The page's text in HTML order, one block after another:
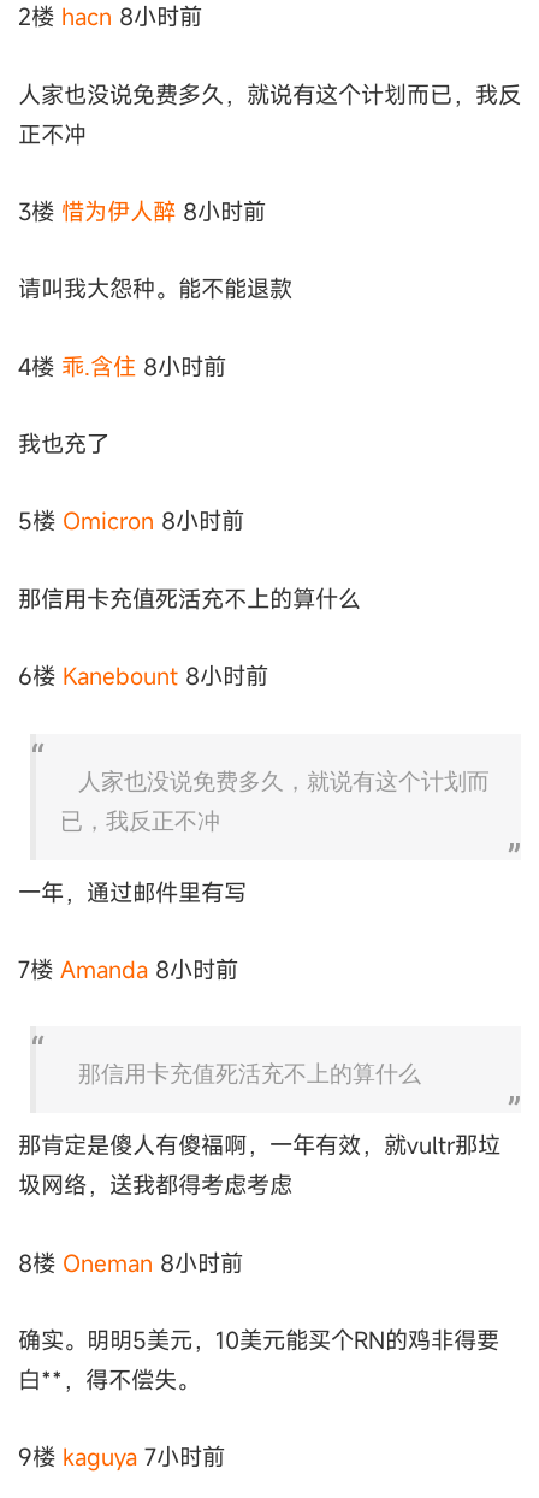
2楼 hacn 8小时前
人家也没说免费多久，就说有这个计划而已，我反
正不冲
3楼 惜为伊人醉 8小时前
请叫我大怨种。能不能退款
4楼 乖.含住 8小时前
我也充了
5楼 Omicron 8小时前
那信用卡充值死活充不上的算什么
6楼 Kanebount 8小时前
人家也没说免费多久，就说有这个计划而
已，我反正不冲
一年，通过邮件里有写
7楼 Amanda 8小时前
那信用卡充值死活充不上的算什么
那肯定是傻人有傻福啊，一年有效，就vultr那垃
圾网络，送我都得考虑考虑
8楼 Oneman 8小时前
确实。明明5美元，10美元能买个RN的鸡非得要
白**，得不偿失。
9楼 kaguya 7小时前